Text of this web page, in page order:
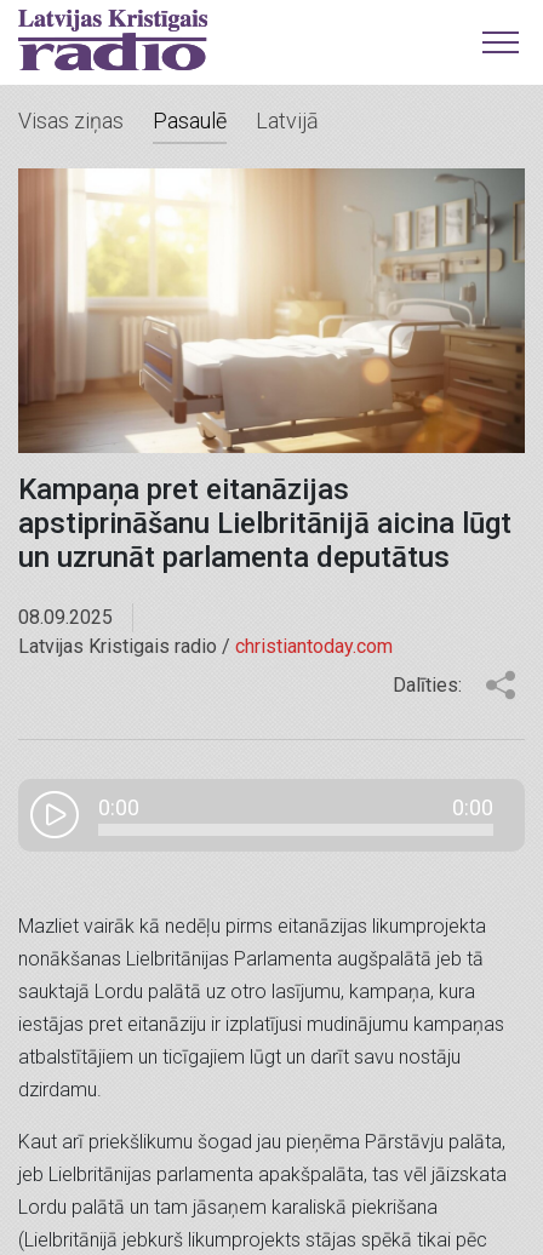
Visas ziņas Pasaulē Latvijā
Kampaņa pret eitanāzijas
apstiprināšanu Lielbritānijā aicina lūgt
un uzrunāt parlamenta deputātus
08.09.2025
Latvijas Kristigais radio / christiantoday.com
Dalīties:
0:00 0:00
Mazliet vairāk kā nedēļu pirms eitanāzijas likumprojekta
nonākšanas Lielbritānijas Parlamenta augšpalātā jeb tā
sauktajā Lordu palātā uz otro lasījumu, kampaņa, kura
iestājas pret eitanāziju ir izplatījusi mudinājumu kampaņas
atbalstītājiem un ticīgajiem lūgt un darīt savu nostāju
dzirdamu.
Kaut arī priekšlikumu šogad jau pieņēma Pārstāvju palāta,
jeb Lielbritānijas parlamenta apakšpalāta, tas vēl jāizskata
Lordu palātā un tam jāsaņem karaliskā piekrišana
(Lielbritānijā jebkurš likumprojekts stājas spēkā tikai pēc